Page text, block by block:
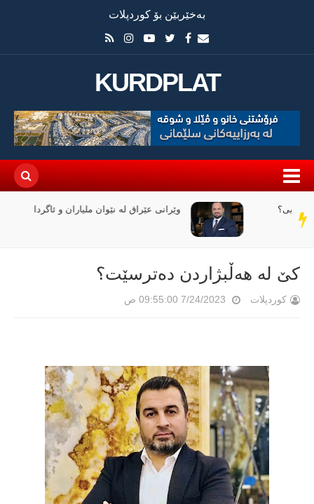
بەخێربێن بۆ کوردپلات
KURDPLAT
سەر
دێڕ
وێرانی عێراق لە نێوان ملیاران و ئاگردا
کێ لە هەڵبژاردن دەترسێت؟
کوردپلات 7/24/2023 09:55:00 ص